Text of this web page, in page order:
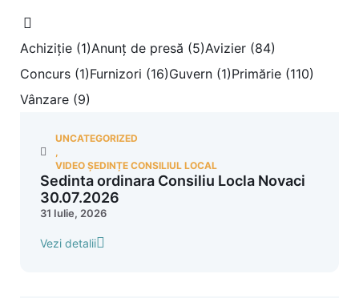
Achiziție (1)Anunț de presă (5)Avizier (84)
Concurs (1)Furnizori (16)Guvern (1)Primărie (110)
Vânzare (9)
UNCATEGORIZED
,
VIDEO ȘEDINȚE CONSILIUL LOCAL
Sedinta ordinara Consiliu Locla Novaci
30.07.2026
31 Iulie, 2026
Vezi detalii